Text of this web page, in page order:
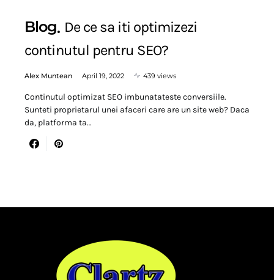
Blog De ce sa iti optimizezi
continutul pentru SEO?
Alex Muntean April 19, 2022 439 views
Continutul optimizat SEO imbunatateste conversiile.
Sunteti proprietarul unei afaceri care are un site web? Daca
da, platforma ta…